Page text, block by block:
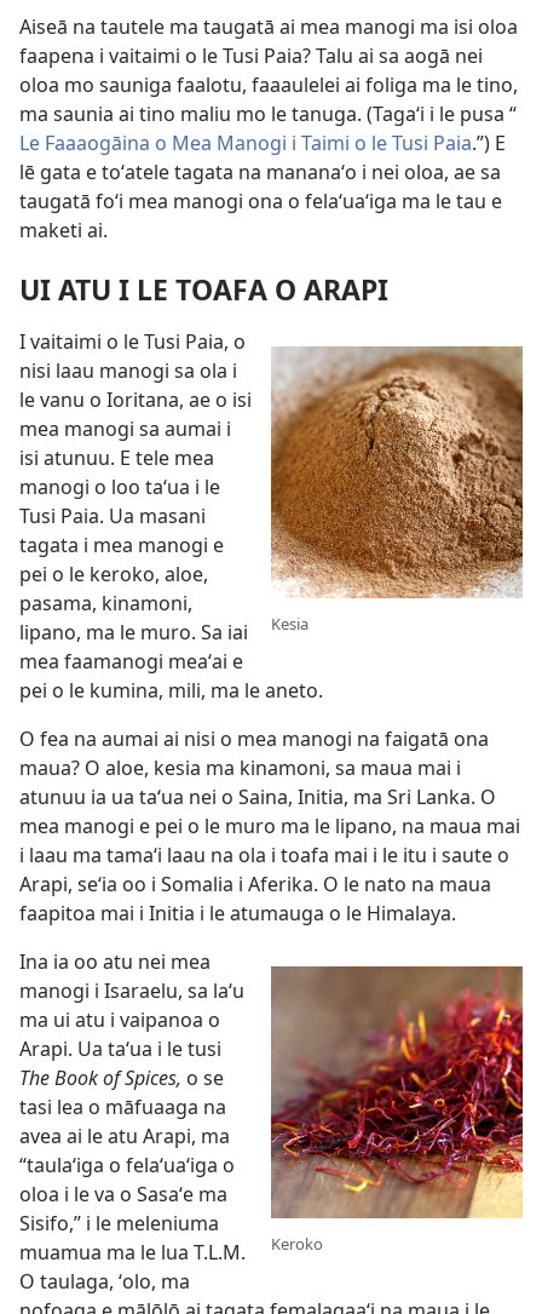
Aiseā na tautele ma taugatā ai mea manogi ma isi oloa
faapena i vaitaimi o le Tusi Paia? Talu ai sa aogā nei
oloa mo sauniga faalotu, faaaulelei ai foliga ma le tino,
ma saunia ai tino maliu mo le tanuga. (Tagaʻi i le pusa “
Le Faaaogāina o Mea Manogi i Taimi o le Tusi Paia.”) E
lē gata e toʻatele tagata na mananaʻo i nei oloa, ae sa
taugatā foʻi mea manogi ona o felaʻuaʻiga ma le tau e
maketi ai.
UI ATU I LE TOAFA O ARAPI
Kesia
I vaitaimi o le Tusi Paia, o
nisi laau manogi sa ola i
le vanu o Ioritana, ae o isi
mea manogi sa aumai i
isi atunuu. E tele mea
manogi o loo taʻua i le
Tusi Paia. Ua masani
tagata i mea manogi e
pei o le keroko, aloe,
pasama, kinamoni,
lipano, ma le muro. Sa iai
mea faamanogi meaʻai e
pei o le kumina, mili, ma le aneto.
O fea na aumai ai nisi o mea manogi na faigatā ona
maua? O aloe, kesia ma kinamoni, sa maua mai i
atunuu ia ua taʻua nei o Saina, Initia, ma Sri Lanka. O
mea manogi e pei o le muro ma le lipano, na maua mai
i laau ma tamaʻi laau na ola i toafa mai i le itu i saute o
Arapi, seʻia oo i Somalia i Aferika. O le nato na maua
faapitoa mai i Initia i le atumauga o le Himalaya.
Keroko
Ina ia oo atu nei mea
manogi i Isaraelu, sa laʻu
ma ui atu i vaipanoa o
Arapi. Ua taʻua i le tusi
The Book of Spices, o se
tasi lea o māfuaaga na
avea ai le atu Arapi, ma
“taulaʻiga o felaʻuaʻiga o
oloa i le va o Sasaʻe ma
Sisifo,” i le meleniuma
muamua ma le lua T.L.M.
O taulaga, ʻolo, ma